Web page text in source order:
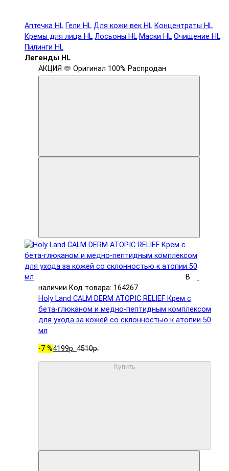
Аптечка HL Гели HL Для кожи век HL Концентраты HL
Кремы для лица HL Лосьоны HL Маски HL Очищение HL
Пилинги HL
Легенды HL
АКЦИЯ 🫶 Оригинал 100% Распродан
В
наличии Код товара: 164267
Holy Land CALM DERM ATOPIC RELIEF Крем с
бета-глюканом и медно-пептидным комплексом
для ухода за кожей со склонностью к атопии 50
мл
-7 %4199р. 4510р.
Купить